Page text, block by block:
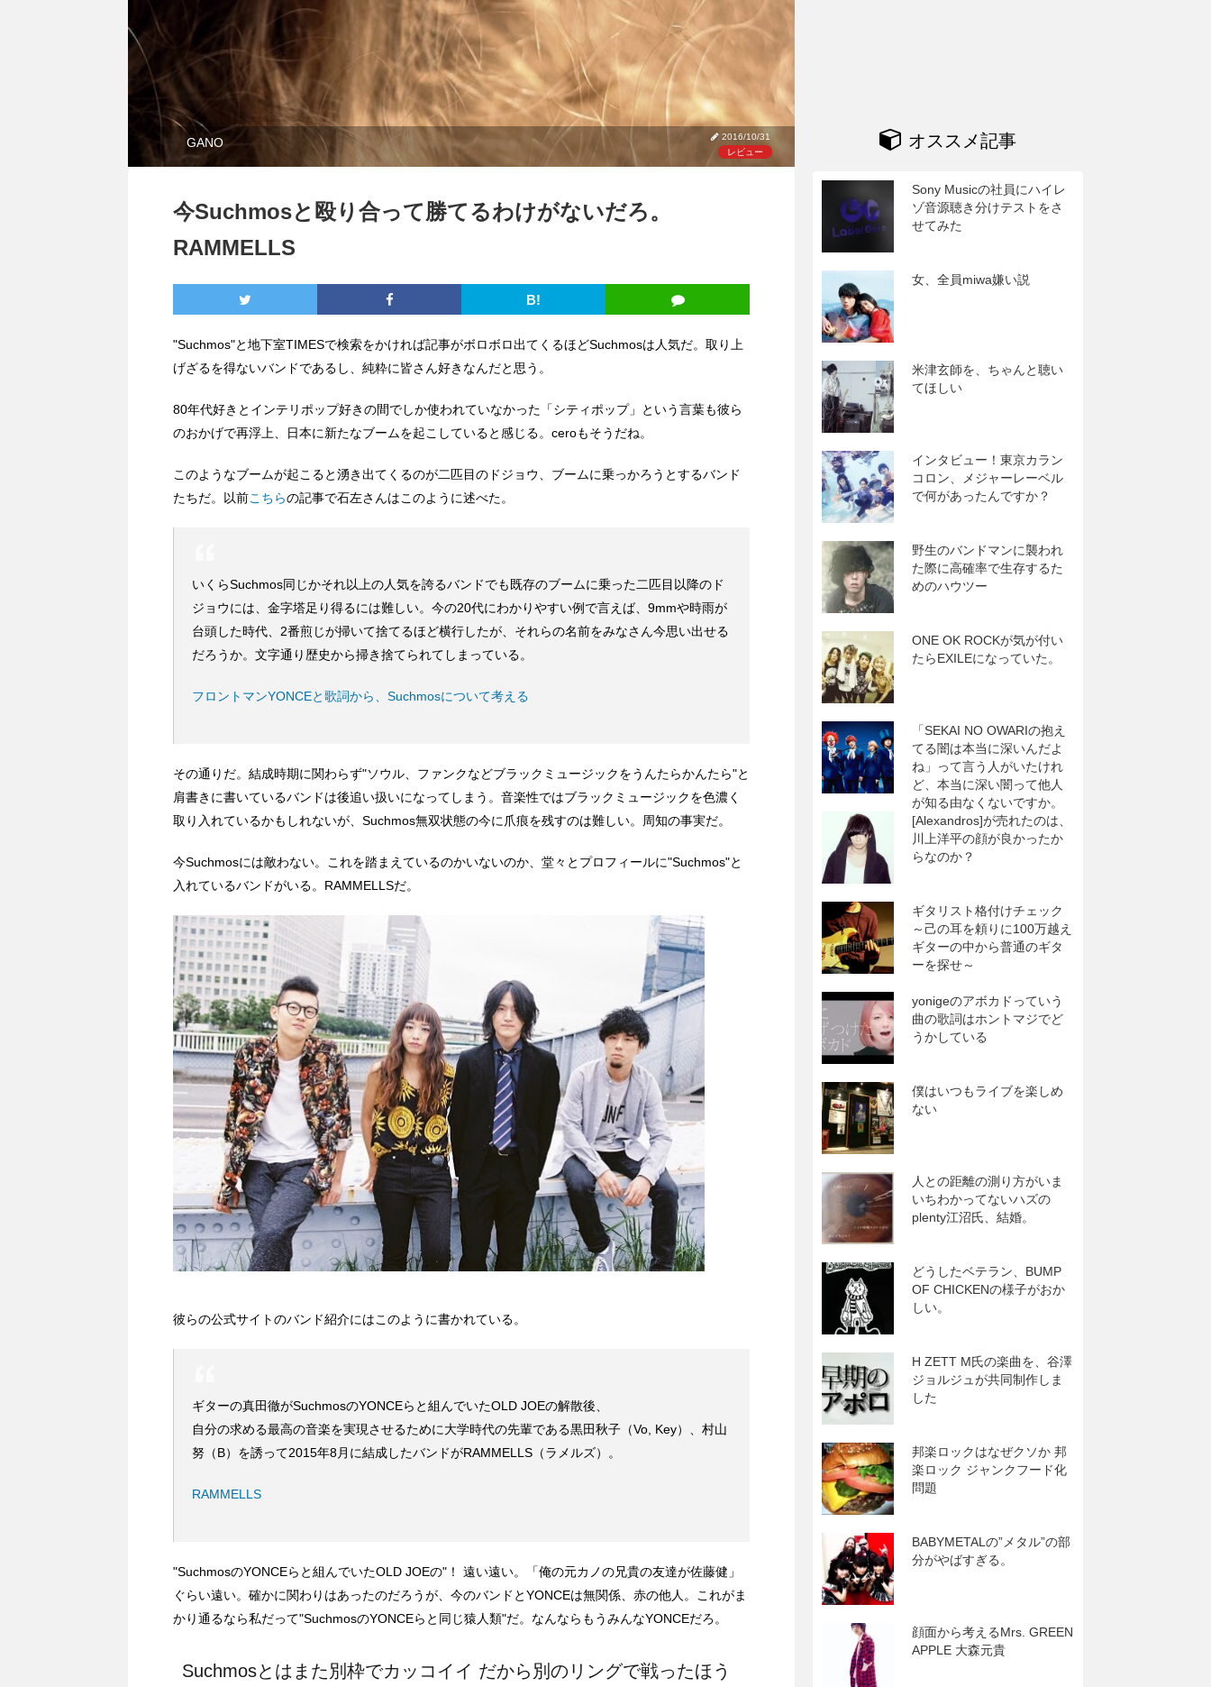
GANO
2016/10/31
レビュー
今Suchmosと殴り合って勝てるわけがないだろ。
RAMMELLS
B!
"Suchmos"と地下室TIMESで検索をかければ記事がボロボロ出てくるほどSuchmosは人気だ。取り上
げざるを得ないバンドであるし、純粋に皆さん好きなんだと思う。
80年代好きとインテリポップ好きの間でしか使われていなかった「シティポップ」という言葉も彼ら
のおかげで再浮上、日本に新たなブームを起こしていると感じる。ceroもそうだね。
このようなブームが起こると湧き出てくるのが二匹目のドジョウ、ブームに乗っかろうとするバンド
たちだ。以前こちらの記事で石左さんはこのように述べた。
いくらSuchmos同じかそれ以上の人気を誇るバンドでも既存のブームに乗った二匹目以降のド
ジョウには、金字塔足り得るには難しい。今の20代にわかりやすい例で言えば、9mmや時雨が
台頭した時代、2番煎じが掃いて捨てるほど横行したが、それらの名前をみなさん今思い出せる
だろうか。文字通り歴史から掃き捨てられてしまっている。
フロントマンYONCEと歌詞から、Suchmosについて考える
その通りだ。結成時期に関わらず"ソウル、ファンクなどブラックミュージックをうんたらかんたら"と
肩書きに書いているバンドは後追い扱いになってしまう。音楽性ではブラックミュージックを色濃く
取り入れているかもしれないが、Suchmos無双状態の今に爪痕を残すのは難しい。周知の事実だ。
今Suchmosには敵わない。これを踏まえているのかいないのか、堂々とプロフィールに"Suchmos"と
入れているバンドがいる。RAMMELLSだ。
彼らの公式サイトのバンド紹介にはこのように書かれている。
ギターの真田徹がSuchmosのYONCEらと組んでいたOLD JOEの解散後、
自分の求める最高の音楽を実現させるために大学時代の先輩である黒田秋子（Vo, Key）、村山
努（B）を誘って2015年8月に結成したバンドがRAMMELLS（ラメルズ）。
RAMMELLS
"SuchmosのYONCEらと組んでいたOLD JOEの"！ 遠い遠い。「俺の元カノの兄貴の友達が佐藤健」
ぐらい遠い。確かに関わりはあったのだろうが、今のバンドとYONCEは無関係、赤の他人。これがま
かり通るなら私だって"SuchmosのYONCEらと同じ猿人類"だ。なんならもうみんなYONCEだろ。
Suchmosとはまた別枠でカッコイイ だから別のリングで戦ったほう
オススメ記事
Sony Musicの社員にハイレ
ゾ音源聴き分けテストをさ
せてみた
女、全員miwa嫌い説
米津玄師を、ちゃんと聴い
てほしい
インタビュー！東京カラン
コロン、メジャーレーベル
で何があったんですか？
野生のバンドマンに襲われ
た際に高確率で生存するた
めのハウツー
ONE OK ROCKが気が付い
たらEXILEになっていた。
「SEKAI NO OWARIの抱え
てる闇は本当に深いんだよ
ね」って言う人がいたけれ
ど、本当に深い闇って他人
が知る由なくないですか。
[Alexandros]が売れたのは、
川上洋平の顔が良かったか
らなのか？
ギタリスト格付けチェック
～己の耳を頼りに100万越え
ギターの中から普通のギタ
ーを探せ～
yonigeのアボカドっていう
曲の歌詞はホントマジでど
うかしている
僕はいつもライブを楽しめ
ない
人との距離の測り方がいま
いちわかってないハズの
plenty江沼氏、結婚。
どうしたベテラン、BUMP
OF CHICKENの様子がおか
しい。
H ZETT M氏の楽曲を、谷澤
ジョルジュが共同制作しま
した
邦楽ロックはなぜクソか 邦
楽ロック ジャンクフード化
問題
BABYMETALの”メタル”の部
分がやばすぎる。
顔面から考えるMrs. GREEN
APPLE 大森元貴